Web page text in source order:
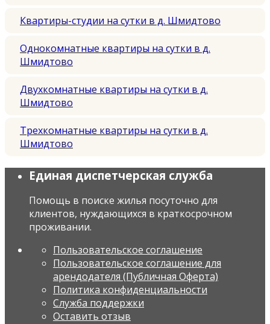
Квартиры-студии на сутки в д. Шмидтово
Однокомнатные квартиры на сутки в д.
Шмидтово
Двухкомнатные квартиры на сутки в д.
Шмидтово
Трехкомнатные квартиры на сутки в д.
Шмидтово
Единая диспетчерская служба
Помощь в поиске жилья посуточно для
клиентов, нуждающихся в краткосрочном
проживании.
Пользовательское соглашение
Пользовательское соглашение для
арендодателя (Публичная Оферта)
Политика конфиденциальности
Служба поддержки
Оставить отзыв